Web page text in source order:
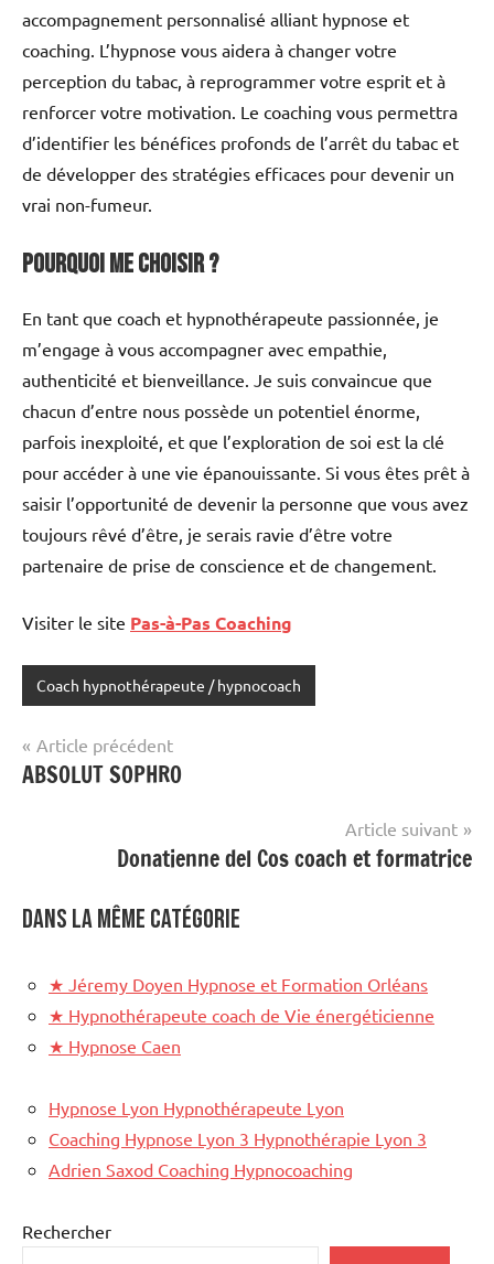
accompagnement personnalisé alliant hypnose et
coaching. L’hypnose vous aidera à changer votre
perception du tabac, à reprogrammer votre esprit et à
renforcer votre motivation. Le coaching vous permettra
d’identifier les bénéfices profonds de l’arrêt du tabac et
de développer des stratégies efficaces pour devenir un
vrai non-fumeur.
Pourquoi me choisir ?
En tant que coach et hypnothérapeute passionnée, je
m’engage à vous accompagner avec empathie,
authenticité et bienveillance. Je suis convaincue que
chacun d’entre nous possède un potentiel énorme,
parfois inexploité, et que l’exploration de soi est la clé
pour accéder à une vie épanouissante. Si vous êtes prêt à
saisir l’opportunité de devenir la personne que vous avez
toujours rêvé d’être, je serais ravie d’être votre
partenaire de prise de conscience et de changement.
Visiter le site Pas-à-Pas Coaching
Coach hypnothérapeute / hypnocoach
Navigation
de
Article précédent
ABSOLUT SOPHRO
Article suivant
Donatienne del Cos coach et formatrice
Dans la même catégorie
★ Jéremy Doyen Hypnose et Formation Orléans
★ Hypnothérapeute coach de Vie énergéticienne
★ Hypnose Caen
Hypnose Lyon Hypnothérapeute Lyon
Coaching Hypnose Lyon 3 Hypnothérapie Lyon 3
Adrien Saxod Coaching Hypnocoaching
Rechercher